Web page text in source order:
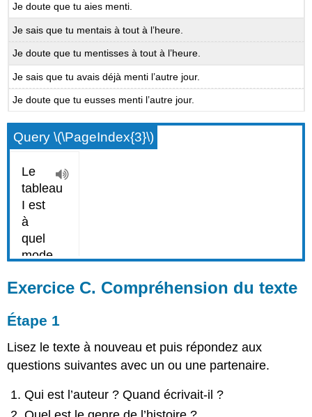
Je doute que tu aies menti.
Je sais que tu mentais à tout à l’heure.
Je doute que tu mentisses à tout à l’heure.
Je sais que tu avais déjà menti l’autre jour.
Je doute que tu eusses menti l’autre jour.
Query \(\PageIndex{3}\)
Exercice C. Compréhension du texte
Étape 1
Lisez le texte à nouveau et puis répondez aux
questions suivantes avec un ou une partenaire.
Qui est l’auteur ? Quand écrivait-il ?